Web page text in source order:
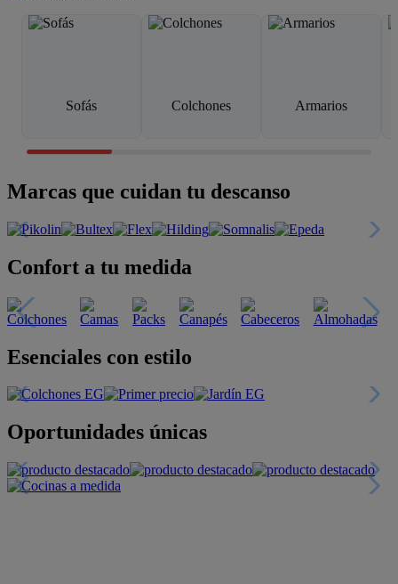
Sofás Colchones Armarios
Marcas que cuidan tu descanso
Confort a tu medida
Esenciales con estilo
Oportunidades únicas